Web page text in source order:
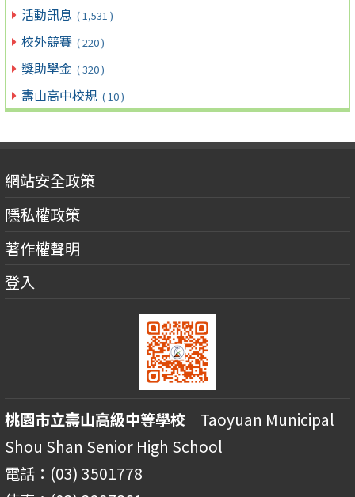
活動訊息 ( 1,531 )
校外競賽 ( 220 )
獎助學金 ( 320 )
壽山高中校規 ( 10 )
網站安全政策
隱私權政策
著作權聲明
登入
桃園市立壽山高級中等學校 Taoyuan Municipal
Shou Shan Senior High School
電話：(03) 3501778